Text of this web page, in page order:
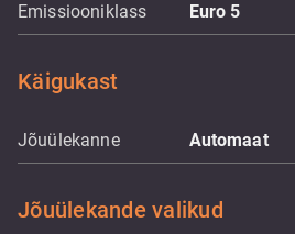
Emissiooniklass Euro 5
Käigukast
Jõuülekanne Automaat
Jõuülekande valikud